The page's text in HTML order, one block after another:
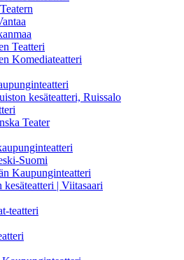
Teatteri
Komediateatteri
kesäteatteri, Ruissalo
Teater
Suomi
Kaupunginteatteri
kesäteatteri | Viitasaari
teatteri